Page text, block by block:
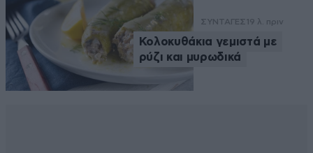
ΣΥΝΤΑΓΕΣ 19 λ. πριν
Κολοκυθάκια γεμιστά με
ρύζι και μυρωδικά